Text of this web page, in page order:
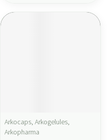
Arkocaps, Arkogelules,
Arkopharma